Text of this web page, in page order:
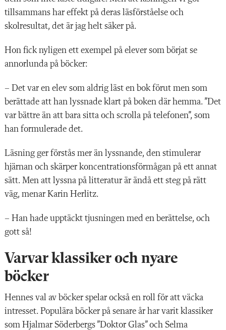
tillsammans har effekt på deras läsförståelse och
skolresultat, det är jag helt säker på.
Hon fick nyligen ett exempel på elever som börjat se
annorlunda på böcker:
– Det var en elev som aldrig läst en bok förut men som
berättade att han lyssnade klart på boken där hemma. ”Det
var bättre än att bara sitta och scrolla på telefonen”, som
han formulerade det.
Läsning ger förstås mer än lyssnande, den stimulerar
hjärnan och skärper koncentrationsförmågan på ett annat
sätt. Men att lyssna på litteratur är ändå ett steg på rätt
väg, menar Karin Herlitz.
– Han hade upptäckt tjusningen med en berättelse, och
gott så!
Varvar klassiker och nyare
böcker
Hennes val av böcker spelar också en roll för att väcka
intresset. Populära böcker på senare år har varit klassiker
som Hjalmar Söderbergs ”Doktor Glas” och Selma